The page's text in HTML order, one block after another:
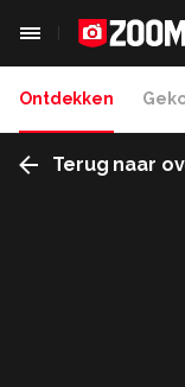
Ontdekken
Terug naar